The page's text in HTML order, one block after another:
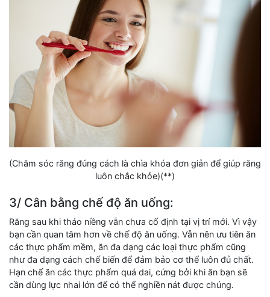
(Chăm sóc răng đúng cách là chìa khóa đơn giản để giúp răng
luôn chắc khỏe)(**)
3/ Cân bằng chế độ ăn uống:
Răng sau khi tháo niềng vẫn chưa cố định tại vị trí mới. Vì vậy
bạn cần quan tâm hơn về chế độ ăn uống. Vẫn nên ưu tiên ăn
các thực phẩm mềm, ăn đa dạng các loại thực phẩm cũng
như đa dạng cách chế biến để đảm bảo cơ thể luôn đủ chất.
Hạn chế ăn các thực phẩm quá dai, cứng bởi khi ăn bạn sẽ
cần dùng lực nhai lớn để có thể nghiền nát được chúng.